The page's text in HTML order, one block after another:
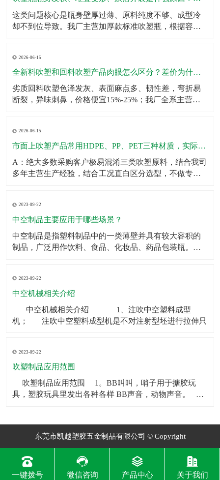
这类问题核心是瓶身壁厚过薄、原料纯度不够、成型冷
却不到位导致。我厂主营加厚款标准吹塑瓶，根据容量
包、不变形；生产采用伺服匀速挤出+恒温冷却工艺，杜
绝瓶身局部发软、成型缩水问题。同时成品出厂前完成2
米垂直
2026-06-15
全新料吹塑和回料吹塑产品肉眼怎么区分？差价为什么这么大？
劣质回料吹塑色泽发灰、表面麻点多、韧性差，弯折易
断裂，异味刺鼻，价格便宜15%-25%；我厂全系主营成
使用寿命提升一倍以上。针对预算刚需客户，可合规提
供混合改性料经济型方案，透明告知材质参数，不偷
料、
2026-06-15
市面上吹塑产品常用HDPE、PP、PET三种材质，实际使用该怎么选？有什么核心差异？市面上吹塑产品常用HDPE、PP、PET三种材质，实际使用该怎么选？有什么核心差异？
A：绝大多数采购客户极易混淆三类吹塑原料，结合我司
多年主营生产经验，结合工况直白区分选型，不做专业
裂，壁厚可塑性强，适合工业化工桶、机油壶、农用肥
液桶、户外中空配件、仓储周转吹塑箱体，性价比最
高、
2023-09-22
中空制品主要应用于哪些场景？
中空制品是指塑料制品中的一类薄壁并具有较大容积的
制品，广泛用作饮料、食品、化妆品、药品包装瓶。​中
空制品也常被用于食品包装，如巧克力、糖果等。3．化
妆品包装：中空制品常常被用在化妆品包装上，如香水
2023-09-22
中空机械相关介绍
​ 中空机械相关介绍 1、注吹中空塑料成型
机； 注吹中空塑料成型机是不对注射型坯进行拉伸只
2023-09-22
吹塑制品应用范围
​ 吹塑制品应用范围 1。BB叫叫，哨子用于搪胶玩
具，塑胶玩具里发出各种各样 BB声音，动物声音。
东莞市凯越塑胶五金制品有限公司 © Copyright
一键拨号 微信咨询 产品中心 关于我们